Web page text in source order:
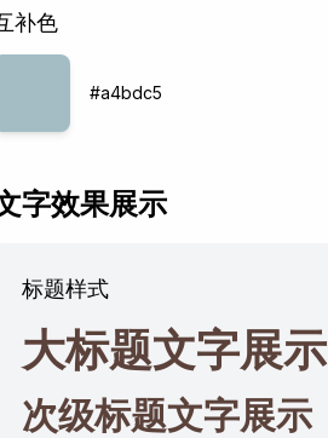
补色
#a4bdc5
字效果展示
标题样式
大标题文字展示
次级标题文字展示